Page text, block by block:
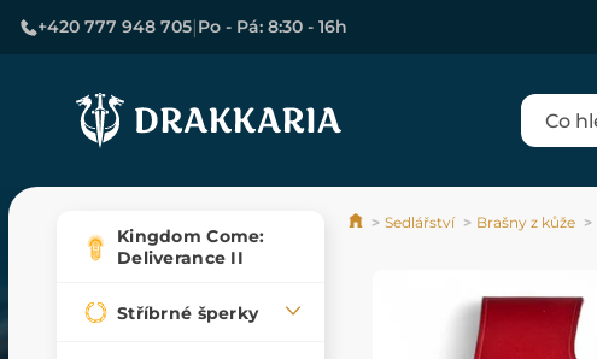
+420 777 948 705|Po - Pá: 8:30 - 16h
Kingdom Come:
Deliverance II
Stříbrné šperky
Sedlářství Brašny z kůže